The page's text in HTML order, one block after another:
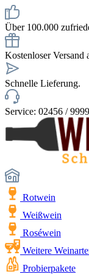
Über 100.000
Kostenloser Versand
Schnelle Lieferung.
Service: 02456 /
Rotwein
Weißwein
Roséwein
Weitere
Probierpakete